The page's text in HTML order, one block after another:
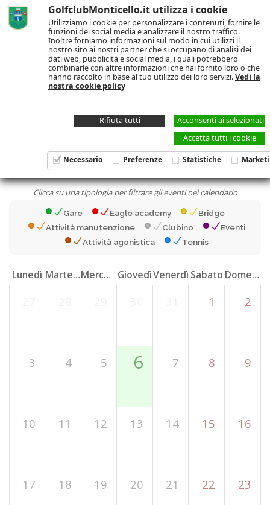
GolfclubMonticello.it utilizza i cookie
Utilizziamo i cookie per personalizzare i contenuti, fornire le
funzioni dei social media e analizzare il nostro traffico.
Inoltre forniamo informazioni sul modo in cui utilizzi il
nostro sito ai nostri partner che si occupano di analisi dei
dati web, pubblicità e social media, i quali potrebbero
combinarle con altre informazioni che hai fornito loro o che
hanno raccolto in base al tuo utilizzo dei loro servizi.Vedi la
nostra cookie policy
Rifiuta tutti
Acconsenti ai selezionati
Accetta tutti i cookie
Necessario Preferenze Statistiche
EVENTI E NEWS
<< PRECEDENTE SUCCESSIVO >>
Clicca su una tipologia per filtrare gli eventi nel calendario
Gare Eagle academy
Bridge
Attività manutenzione
Clubino
Eventi
Attività agonistica
Tennis
Lunedì Martedì Mercoledì GiovedìVenerdì Sabato Domenica
1 2
3 4 5 6 7 8 9
10 11 12 13 14 15 16
17 18 19 20 21 22 23